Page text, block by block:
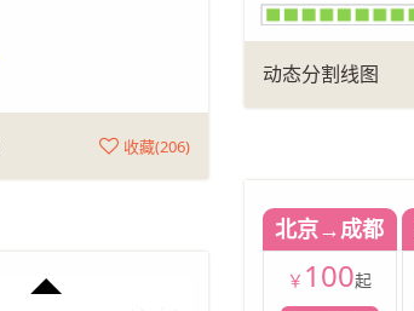
收藏(206)
动态分割线图
北京→成都
￥ 100起